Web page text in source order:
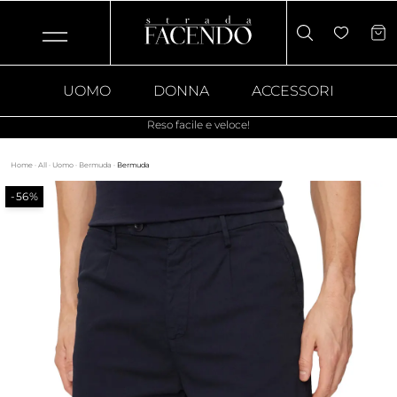
UOMO DONNA ACCESSORI
Reso facile e veloce!
Home · All · Uomo · Bermuda · Bermuda
-56%